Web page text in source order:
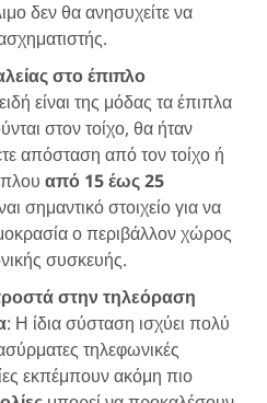
δεν θα ανησυχείτε να
στο έπιπλο
είναι της μόδας τα έπιπλα
στον τοίχο, θα ήταν
απόσταση από τον τοίχο ή
από 15 έως 25
σημαντικό στοιχείο για να
ο περιβάλλον χώρος
συσκευής.
στην τηλεόραση
: Η ίδια σύσταση ισχύει πολύ
τηλεφωνικές
εκπέμπουν ακόμη πιο